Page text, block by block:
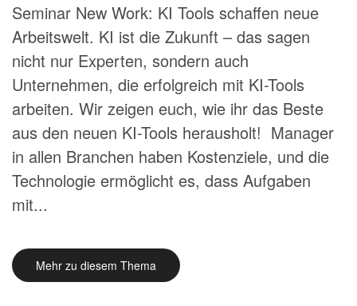
Seminar New Work: KI Tools schaffen neue
Arbeitswelt. KI ist die Zukunft – das sagen
nicht nur Experten, sondern auch
Unternehmen, die erfolgreich mit KI-Tools
arbeiten. Wir zeigen euch, wie ihr das Beste
aus den neuen KI-Tools herausholt! Manager
in allen Branchen haben Kostenziele, und die
Technologie ermöglicht es, dass Aufgaben
mit...
Mehr zu diesem Thema